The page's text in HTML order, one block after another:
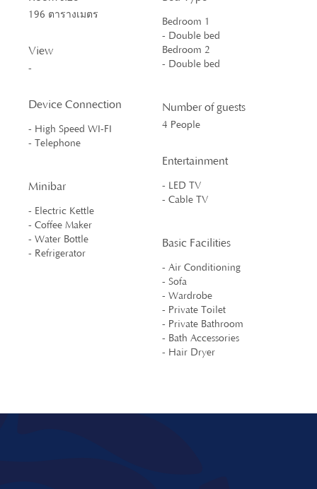
196 ตารางเมตร
View
-
Device Connection
- High Speed WI-FI
- Telephone
Minibar
- Electric Kettle
- Coffee Maker
- Water Bottle
- Refrigerator
Bedroom 1
- Double bed
Bedroom 2
- Double bed
Number of guests
4 People
Entertainment
- LED TV
- Cable TV
Basic Facilities
- Air Conditioning
- Sofa
- Wardrobe
- Private Toilet
- Private Bathroom
- Bath Accessories
- Hair Dryer